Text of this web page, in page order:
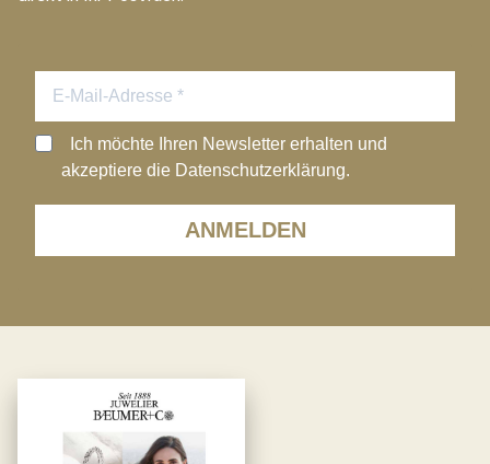
ANMELDEN
Ich möchte Ihren Newsletter erhalten und
akzeptiere die Datenschutzerklärung.